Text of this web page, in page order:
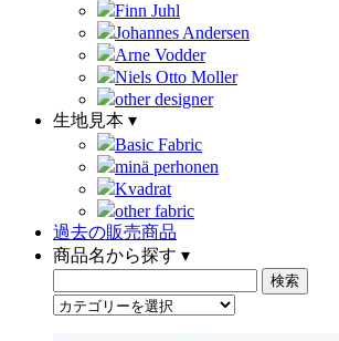
Finn Juhl
Johannes Andersen
Arne Vodder
Niels Otto Moller
other designer
生地見本 ▾
Basic Fabric
minä perhonen
Kvadrat
other fabric
過去の販売商品
商品名から探す ▾